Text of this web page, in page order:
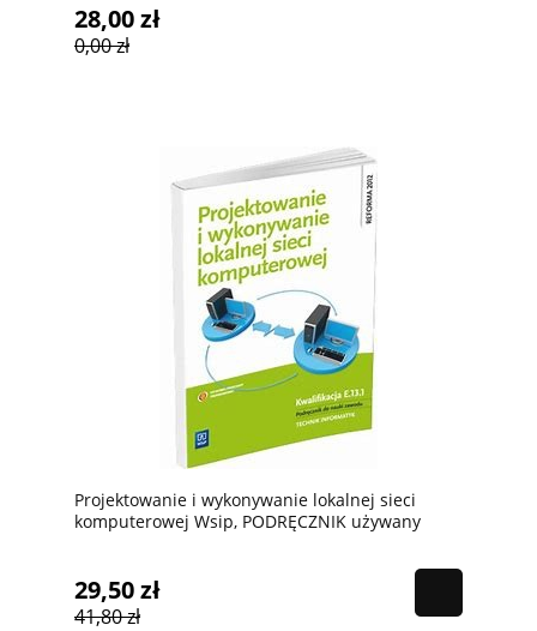
28,00 zł
0,00 zł
Projektowanie i wykonywanie lokalnej sieci
komputerowej Wsip, PODRĘCZNIK używany
29,50 zł
41,80 zł